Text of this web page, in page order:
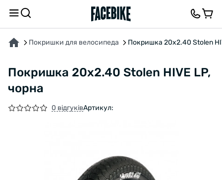
Покришки для велосипеда Покришка 20x2.40 Stolen
Покришка 20x2.40 Stolen HIVE LP,
чорна
0 відгуківАртикул:
ПРО ТОВАР ХАРАКТЕРИСТИКИВІДГУКИ ТА ЗАПИТАННЯ